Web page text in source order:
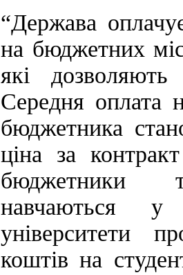
“Держава
на бюджетних
які дозволяють
Середня оплата
бюджетника
ціна за
бюджетники
навчаються
університети
коштів на